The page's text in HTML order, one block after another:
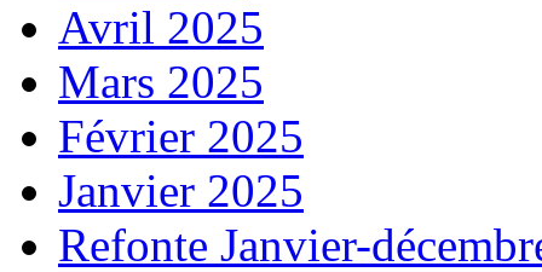
Avril 2025
Mars 2025
Février 2025
Janvier 2025
Refonte Janvier-